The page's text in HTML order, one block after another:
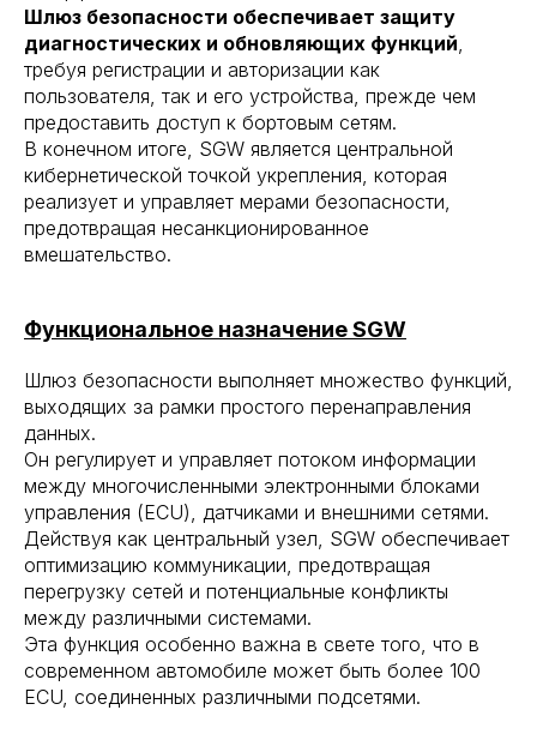
Шлюз безопасности обеспечивает защиту
диагностических и обновляющих функций,
требуя регистрации и авторизации как
пользователя, так и его устройства, прежде чем
предоставить доступ к бортовым сетям.
В конечном итоге, SGW является центральной
кибернетической точкой укрепления, которая
реализует и управляет мерами безопасности,
предотвращая несанкционированное
вмешательство.
Функциональное назначение SGW
Шлюз безопасности выполняет множество функций,
выходящих за рамки простого перенаправления
данных.
Он регулирует и управляет потоком информации
между многочисленными электронными блоками
управления (ECU), датчиками и внешними сетями.
Действуя как центральный узел, SGW обеспечивает
оптимизацию коммуникации, предотвращая
перегрузку сетей и потенциальные конфликты
между различными системами.
Эта функция особенно важна в свете того, что в
современном автомобиле может быть более 100
ECU, соединенных различными подсетями.